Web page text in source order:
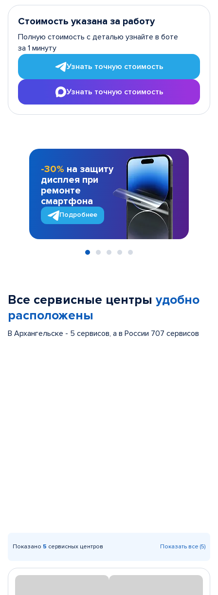
Стоимость указана за работу
Полную стоимость с деталью узнайте в боте
за 1 минуту
Узнать точную стоимость
Узнать точную стоимость
-30% на защиту
дисплея при
ремонте
смартфона
Подробнее
Все сервисные центры удобно
расположены
В Архангельске - 5 сервисов, а в России 707 сервисов
Показано 5 сервисных центров Показать все (5)